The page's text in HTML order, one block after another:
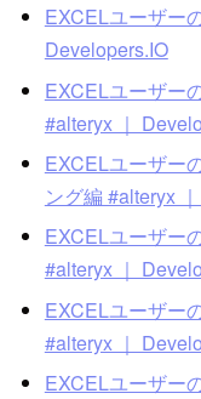
EXCELユーザー
Developers.IO
EXCELユーザー
#alteryx ｜
EXCELユーザー
ング編 #alteryx
EXCELユーザー
#alteryx ｜
EXCELユーザー
#alteryx ｜
EXCELユーザー